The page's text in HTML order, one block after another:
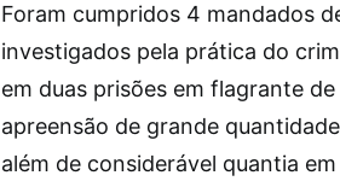
Foram cumpridos 4 mandados
investigados pela prática do
em duas prisões em flagrante
apreensão de grande
além de considerável quantia